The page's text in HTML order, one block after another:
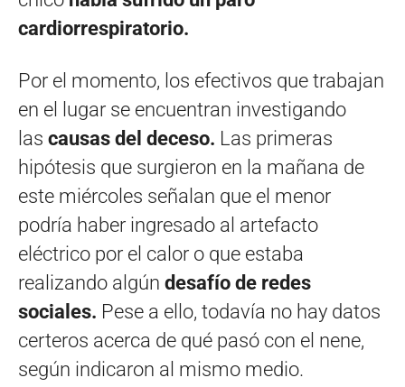
cardiorrespiratorio.
Por el momento, los efectivos que trabajan
en el lugar se encuentran investigando
las causas del deceso. Las primeras
hipótesis que surgieron en la mañana de
este miércoles señalan que el menor
podría haber ingresado al artefacto
eléctrico por el calor o que estaba
realizando algún desafío de redes
sociales. Pese a ello, todavía no hay datos
certeros acerca de qué pasó con el nene,
según indicaron al mismo medio.